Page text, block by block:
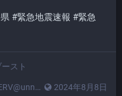
#緊急地震速報 #緊急
スト
2024年8月8日